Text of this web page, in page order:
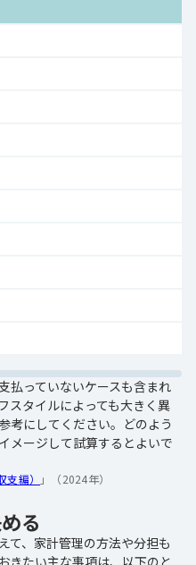
払っていないケースも含まれ
スタイルによっても大きく異
考にしてください。どのよう
メージして試算するとよいで
編） 」（2024年）
る
て、家計管理の方法や分担も
きたい主な事項は、以下のと